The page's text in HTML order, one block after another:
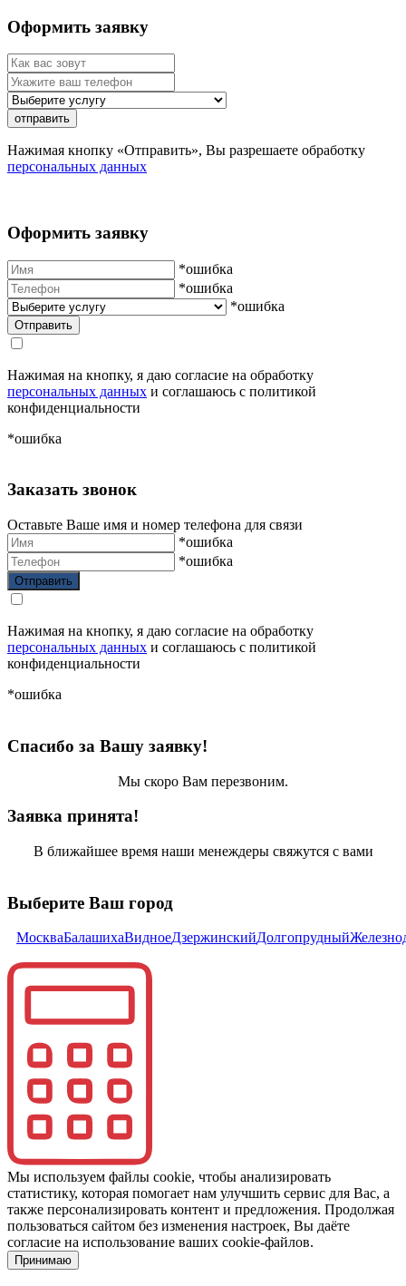
Оформить заявку
отправить
Нажимая кнопку «Отправить», Вы разрешаете обработку
персональных данных
Оформить заявку
*ошибка
*ошибка
*ошибка
Нажимая на кнопку, я даю согласие на обработку
персональных данных и соглашаюсь с политикой
конфиденциальности
*ошибка
Заказать звонок
Оставьте Ваше имя и номер телефона для связи
*ошибка
*ошибка
Нажимая на кнопку, я даю согласие на обработку
персональных данных и соглашаюсь с политикой
конфиденциальности
*ошибка
Спасибо за Вашу заявку!
Мы скоро Вам перезвоним.
Заявка принята!
В ближайшее время наши менеждеры свяжутся с вами
Выберите Ваш город
МоскваБалашихаВидноеДзержинскийДолгопрудный
Мы используем файлы cookie, чтобы анализировать
статистику, которая помогает нам улучшить сервис для Вас, а
также персонализировать контент и предложения. Продолжая
пользоваться сайтом без изменения настроек, Вы даёте
согласие на использование ваших cookie-файлов.
Принимаю